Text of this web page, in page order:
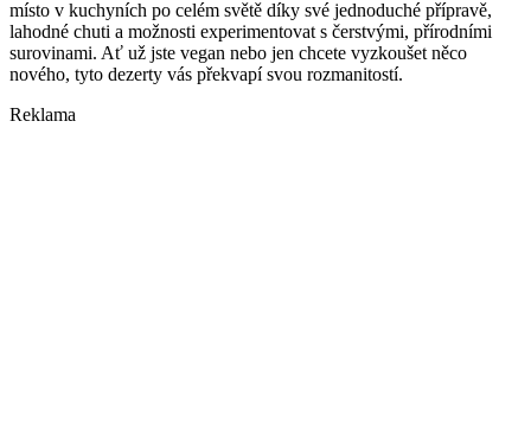
místo v kuchyních po celém světě díky své jednoduché přípravě,
lahodné chuti a možnosti experimentovat s čerstvými, přírodními
surovinami. Ať už jste vegan nebo jen chcete vyzkoušet něco
nového, tyto dezerty vás překvapí svou rozmanitostí.
Reklama